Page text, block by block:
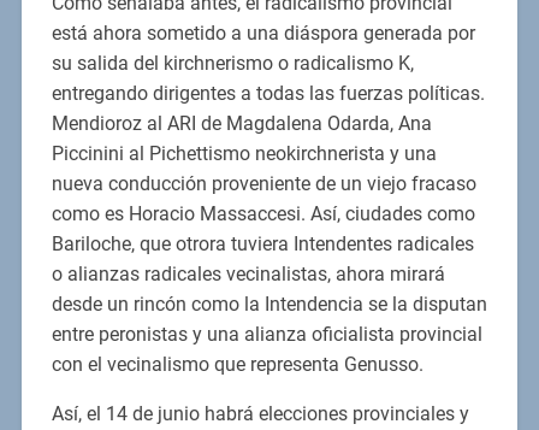
está ahora sometido a una diáspora generada por
su salida del kirchnerismo o radicalismo K,
entregando dirigentes a todas las fuerzas políticas.
Mendioroz al ARI de Magdalena Odarda, Ana
Piccinini al Pichettismo neokirchnerista y una
nueva conducción proveniente de un viejo fracaso
como es Horacio Massaccesi. Así, ciudades como
Bariloche, que otrora tuviera Intendentes radicales
o alianzas radicales vecinalistas, ahora mirará
desde un rincón como la Intendencia se la disputan
entre peronistas y una alianza oficialista provincial
con el vecinalismo que representa Genusso.
Así, el 14 de junio habrá elecciones provinciales y